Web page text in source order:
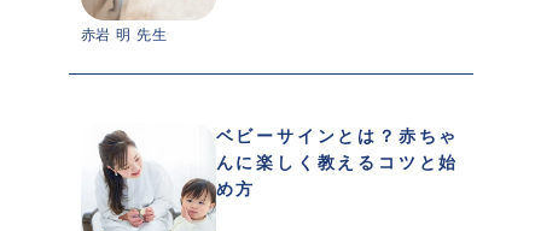
赤岩 明 先生
ベビーサインとは？赤ちゃ
んに楽しく教えるコツと始
め方